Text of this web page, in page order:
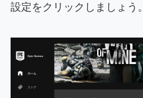
設定をクリックしましょう。